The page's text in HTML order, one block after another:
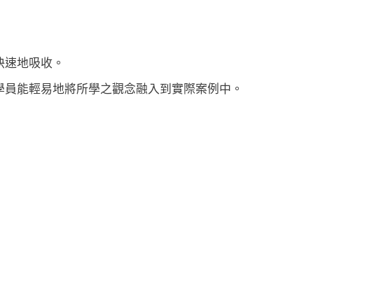
地吸收。
能輕易地將所學之觀念融入到實際案例中。